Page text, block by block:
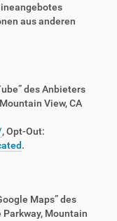
aus anderen
des Anbieters
View, CA
, Opt-Out:
.
Maps” des
Mountain